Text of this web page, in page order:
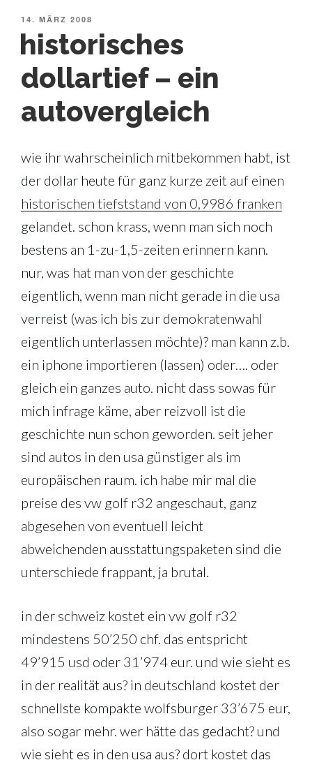
VERÖFFENTLICHT
14. MÄRZ 2008
historisches
dollartief – ein
autovergleich
wie ihr wahrscheinlich mitbekommen habt, ist
der dollar heute für ganz kurze zeit auf einen
historischen tiefststand von 0,9986 franken
gelandet. schon krass, wenn man sich noch
bestens an 1-zu-1,5-zeiten erinnern kann.
nur, was hat man von der geschichte
eigentlich, wenn man nicht gerade in die usa
verreist (was ich bis zur demokratenwahl
eigentlich unterlassen möchte)? man kann z.b.
ein iphone importieren (lassen) oder…. oder
gleich ein ganzes auto. nicht dass sowas für
mich infrage käme, aber reizvoll ist die
geschichte nun schon geworden. seit jeher
sind autos in den usa günstiger als im
europäischen raum. ich habe mir mal die
preise des vw golf r32 angeschaut, ganz
abgesehen von eventuell leicht
abweichenden ausstattungspaketen sind die
unterschiede frappant, ja brutal.
in der schweiz kostet ein vw golf r32
mindestens 50’250 chf. das entspricht
49’915 usd oder 31’974 eur. und wie sieht es
in der realität aus? in deutschland kostet der
schnellste kompakte wolfsburger 33’675 eur,
also sogar mehr. wer hätte das gedacht? und
wie sieht es in den usa aus? dort kostet das